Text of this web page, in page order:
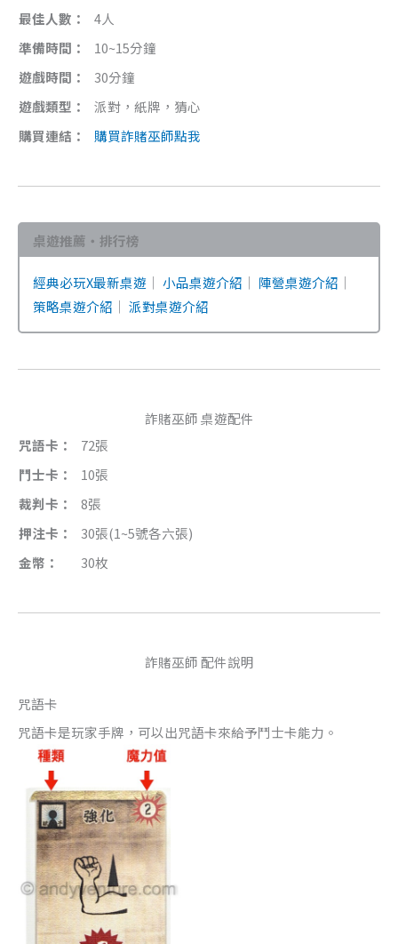
最佳人數：
4人
準備時間：
10~15分鐘
遊戲時間：
30分鐘
遊戲類型：
派對，紙牌，猜心
購買連結：
購買詐賭巫師點我
桌遊推薦・排行榜
經典必玩X最新桌遊 ｜ 小品桌遊介紹 ｜ 陣營桌遊介紹 ｜
策略桌遊介紹 ｜ 派對桌遊介紹
詐賭巫師 桌遊配件
咒語卡：
72張
鬥士卡：
10張
裁判卡：
8張
押注卡：
30張(1~5號各六張)
金幣：
30枚
詐賭巫師 配件說明
咒語卡
咒語卡是玩家手牌，可以出咒語卡來給予鬥士卡能力。